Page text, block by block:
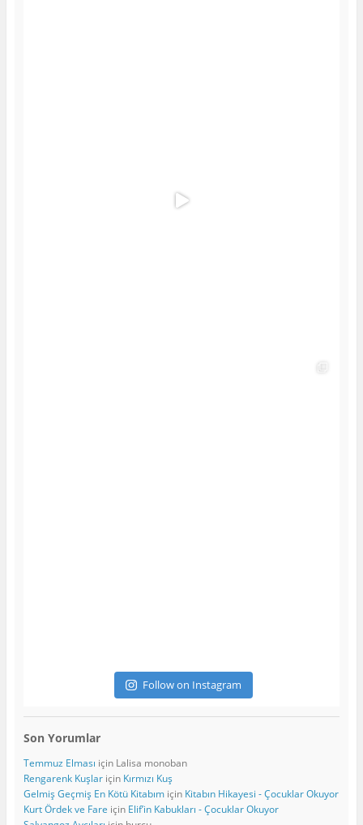
Follow on Instagram
Son Yorumlar
Temmuz Elması için Lalisa monoban
Rengarenk Kuşlariçin Kırmızı Kuş
Gelmiş Geçmiş En Kötü Kitabımiçin Kitabın Hikayesi - Çocuklar Okuyor
Kurt Ördek ve Fare için Elif’in Kabukları - Çocuklar Okuyor